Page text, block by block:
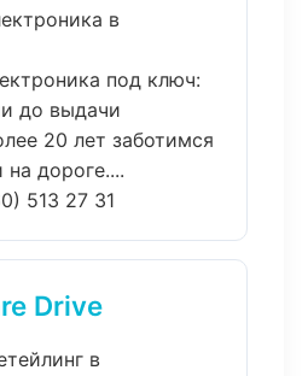
в
под ключ:
до выдачи
20 лет заботимся
на дороге....
513 27 31
Drive
в